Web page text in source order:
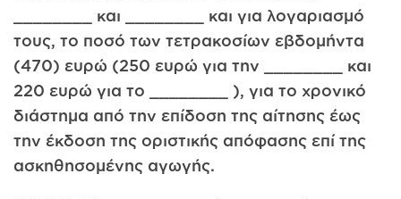
________ και ________ και για λογαριασμό
τους, το ποσό των τετρακοσίων εβδομήντα
(470) ευρώ (250 ευρώ για την ________ και
220 ευρώ για το ________ ), για το χρονικό
διάστημα από την επίδοση της αίτησης έως
την έκδοση της οριστικής απόφασης επί της
ασκηθησομένης αγωγής.